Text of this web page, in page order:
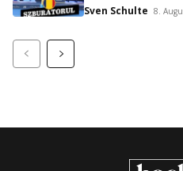
Sven Schulte 8.